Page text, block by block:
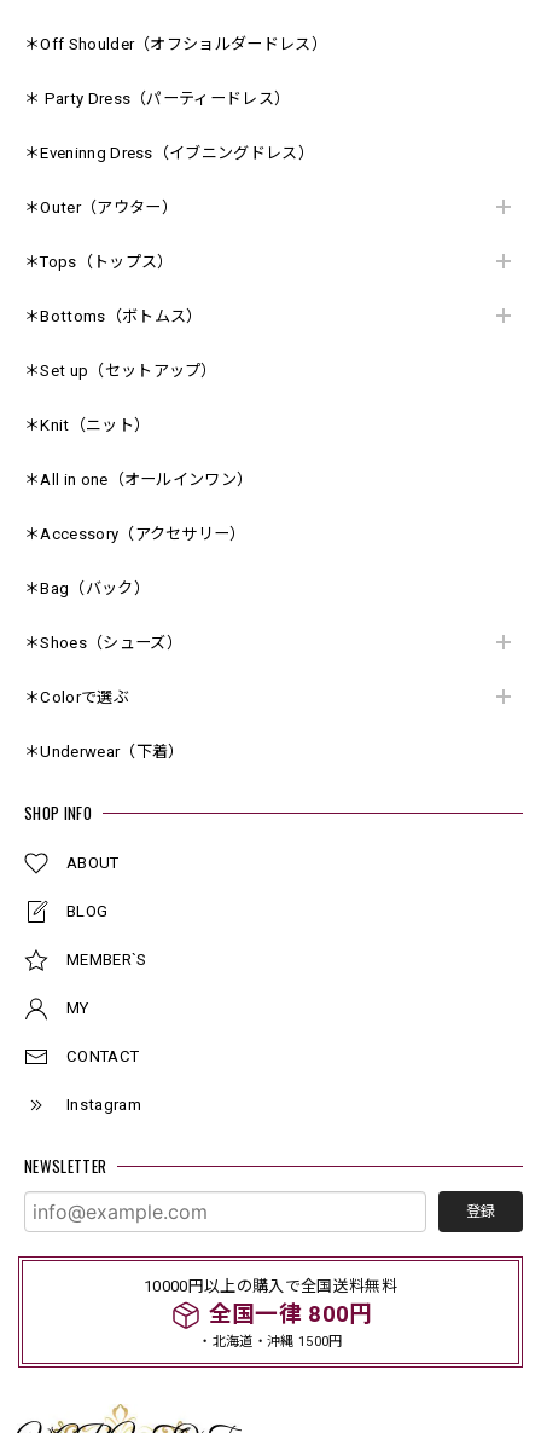
＊Off Shoulder（オフショルダードレス）
＊ Party Dress（パーティードレス）
＊Eveninng Dress（イブニングドレス）
＊Outer（アウター）
＊Tops（トップス）
＊Bottoms（ボトムス）
＊Set up（セットアップ）
＊Knit（ニット）
＊All in one（オールインワン）
＊Accessory（アクセサリー）
＊Bag（バック）
＊Shoes（シューズ）
＊Colorで選ぶ
＊Underwear（下着）
SHOP INFO
ABOUT
BLOG
MEMBER`S
MY
CONTACT
Instagram
NEWSLETTER
登録
10000円以上の購入で全国送料無料
全国一律 800円
・北海道・沖縄 1500円